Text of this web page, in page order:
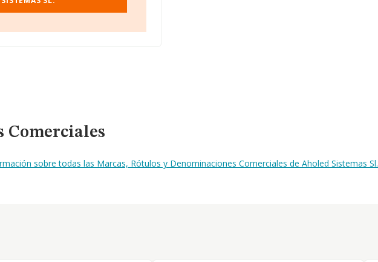
Comerciales
sobre todas las Marcas, Rótulos y Denominaciones Comerciales de Aholed Sistemas Sl.